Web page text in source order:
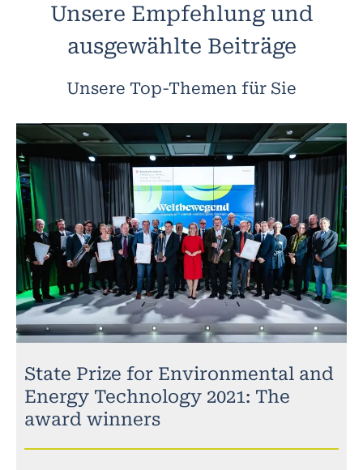
Unsere Empfehlung und
ausgewählte Beiträge
Unsere Top-Themen für Sie
State Prize for Environmental and
Energy Technology 2021: The
award winners